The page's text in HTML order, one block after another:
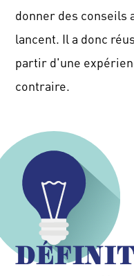
donner des conseils
lancent. Il a donc
partir d'une
contraire.